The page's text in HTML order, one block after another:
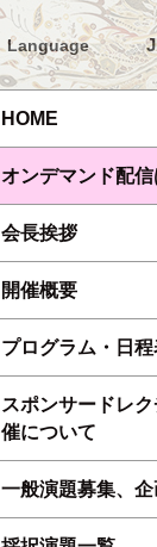
Language
HOME
オンデマンド配信
会長挨拶
開催概要
プログラム・日程
スポンサードレ
催について
一般演題募集、